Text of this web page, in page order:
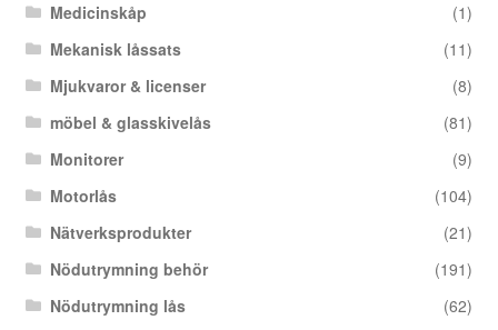
Medicinskåp
(1)
Mekanisk låssats
(11)
Mjukvaror & licenser
(8)
möbel & glasskivelås
(81)
Monitorer
(9)
Motorlås
(104)
Nätverksprodukter
(21)
Nödutrymning behör
(191)
Nödutrymning lås
(62)